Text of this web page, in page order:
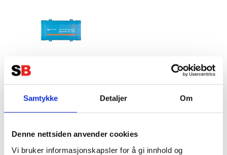
Samtykke Detaljer Om
Denne nettsiden anvender cookies
Vi bruker informasjonskapsler for å gi innhold og
Phoenix Inverter 48/250 230V